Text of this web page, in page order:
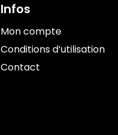
Infos
Mon compte
Conditions d’utilisation
Contact